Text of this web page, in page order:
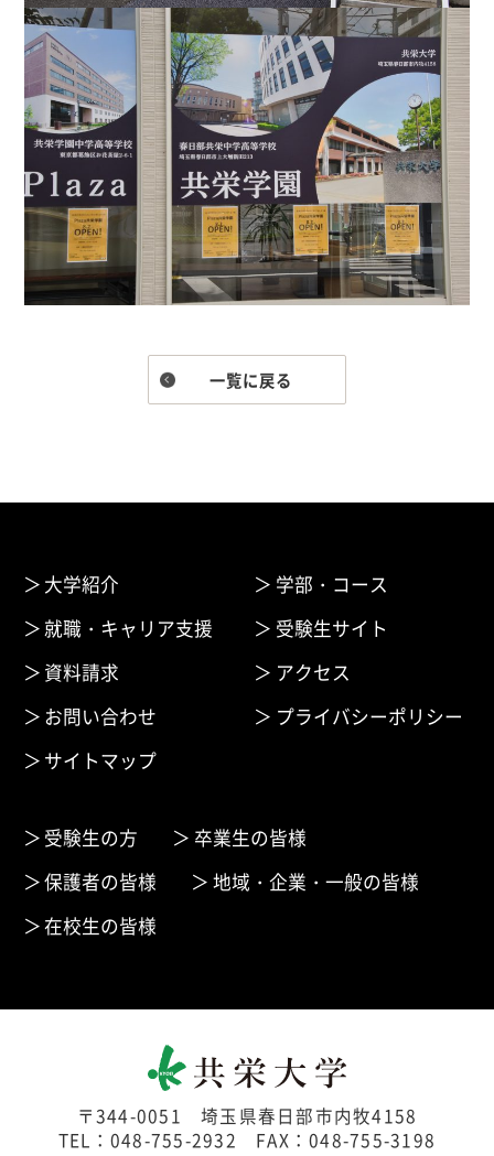
一覧に戻る
大学紹介
学部・コース
就職・キャリア支援
受験生サイト
資料請求
アクセス
お問い合わせ
プライバシーポリシー
サイトマップ
受験生の方
卒業生の皆様
保護者の皆様
地域・企業・一般の皆様
在校生の皆様
〒344-0051 埼玉県春日部市内牧4158
TEL：048-755-2932 FAX：048-755-3198